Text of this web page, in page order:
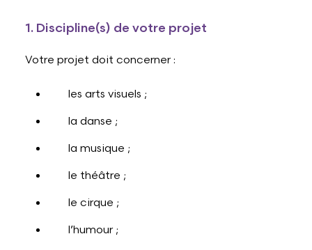
1. Discipline(s) de votre projet
Votre projet doit concerner :
les arts visuels ;
la danse ;
la musique ;
le théâtre ;
le cirque ;
l’humour ;